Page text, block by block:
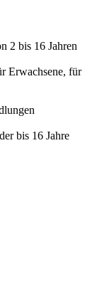
2 bis 16 Jahren
Erwachsene, für
bis 16 Jahre